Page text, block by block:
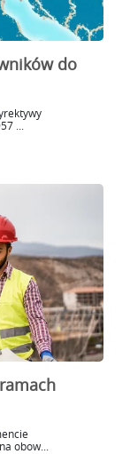
do
...
obow...